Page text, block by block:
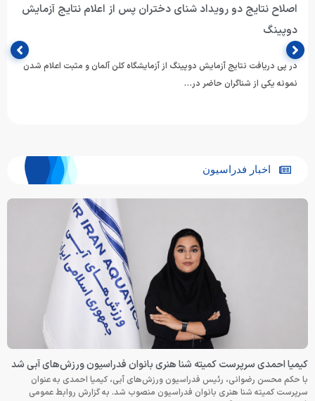
اصلاح نتایج دو رویداد شنای دختران پس از اعلام نتایج آزمایش
دوپینگ
در پی دریافت نتایج آزمایش دوپینگ از آزمایشگاه کلن آلمان و مثبت اعلام شدن
نمونه یکی از شناگران حاضر در…
اخبار فدراسیون
کیمیا احمدی سرپرست کمیته شنا هنری بانوان فدراسیون ورزش‌های آبی شد
با حکم محسن رضوانی، رئیس فدراسیون ورزش‌های آبی، کیمیا احمدی به عنوان
سرپرست کمیته شنا هنری بانوان فدراسیون منصوب شد. به گزارش روابط عمومی